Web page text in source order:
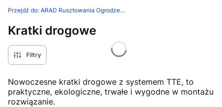
Przejdź do: ARAD Rusztowania Ogrodzenia
Kratki drogowe
Filtry
Nowoczesne kratki drogowe z systemem TTE, to
praktyczne, ekologiczne, trwałe i wygodne w montażu
rozwiązanie.